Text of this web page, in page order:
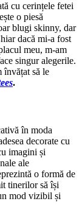
cu cerințele fetei
o piesă
blugi skinny, dar
dacă mi-a fost
meu, m-am
singur alegerile.
învățat să le
.
în moda
decorate cu
imagini și
ale
o formă de
tinerilor să își
mod vizibil și